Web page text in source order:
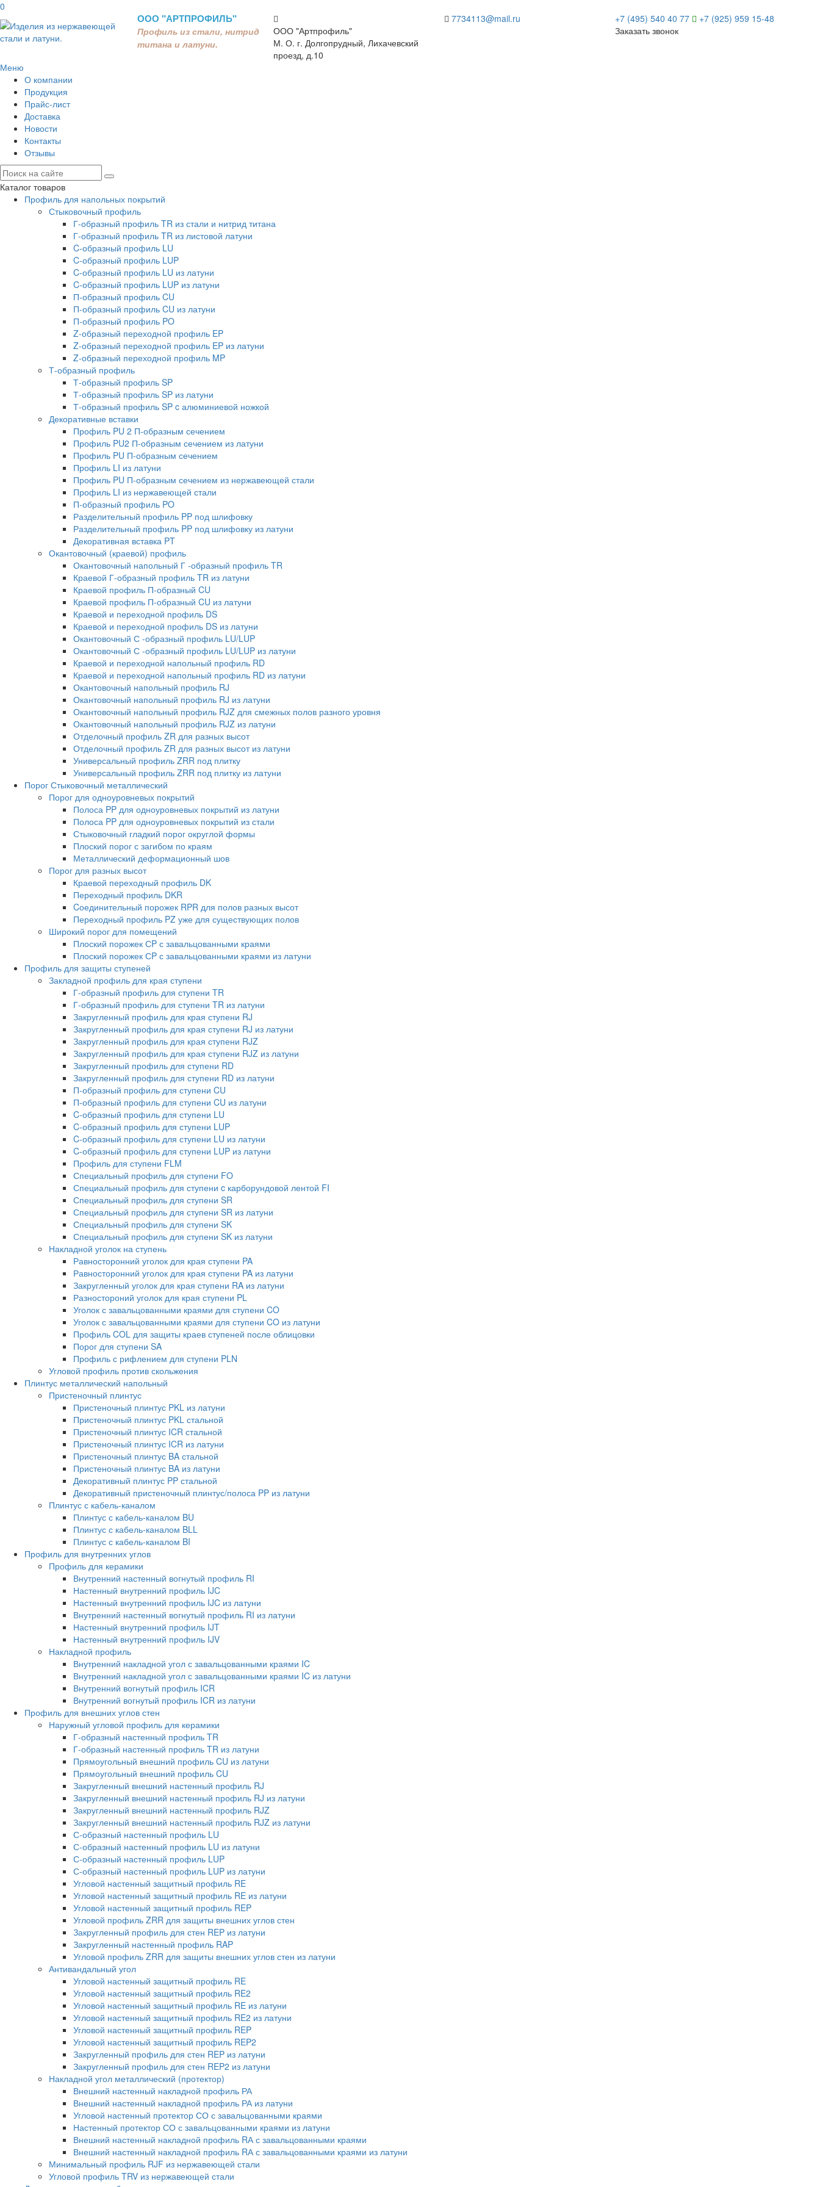
0
ООО "АРТПРОФИЛЬ"
Профиль из стали, нитрид
титана и латуни.
ООО "Артпрофиль"
М. О. г. Долгопрудный, Лихачевский
проезд, д.10
7734113@mail.ru +7 (495) 540 40 77
+7 (925) 959 15-48
Заказать звонок
Меню
О компании
Продукция
Прайс-лист
Доставка
Новости
Контакты
Отзывы
Каталог товаров
Профиль для напольных покрытий
Стыковочный профиль
Г-образный профиль TR из стали и нитрид титана
Г-образный профиль TR из листовой латуни
C-образный профиль LU
C-образный профиль LUP
C-образный профиль LU из латуни
C-образный профиль LUP из латуни
П-образный профиль CU
П-образный профиль CU из латуни
П-образный профиль PO
Z-образный переходной профиль EP
Z-образный переходной профиль EP из латуни
Z-образный переходной профиль MP
Т-образный профиль
Т-образный профиль SP
Т-образный профиль SP из латуни
Т-образный профиль SP c алюминиевой ножкой
Декоративные вставки
Профиль PU 2 П-образным сечением
Профиль PU2 П-образным сечением из латуни
Профиль PU П-образным сечением
Профиль LI из латуни
Профиль PU П-образным сечением из нержавеющей стали
Профиль LI из нержавеющей стали
П-образный профиль PO
Разделительный профиль PP под шлифовку
Разделительный профиль PP под шлифовку из латуни
Декоративная вставка PT
Окантовочный (краевой) профиль
Окантовочный напольный Г -образный профиль TR
Краевой Г-образный профиль TR из латуни
Краевой профиль П-образный CU
Краевой профиль П-образный CU из латуни
Краевой и переходной профиль DS
Краевой и переходной профиль DS из латуни
Окантовочный С -образный профиль LU/LUP
Окантовочный С -образный профиль LU/LUP из латуни
Краевой и переходной напольный профиль RD
Краевой и переходной напольный профиль RD из латуни
Окантовочный напольный профиль RJ
Окантовочный напольный профиль RJ из латуни
Окантовочный напольный профиль RJZ для смежных полов разного уровня
Окантовочный напольный профиль RJZ из латуни
Отделочный профиль ZR для разных высот
Отделочный профиль ZR для разных высот из латуни
Универсальный профиль ZRR под плитку
Универсальный профиль ZRR под плитку из латуни
Порог Стыковочный металлический
Порог для одноуровневых покрытий
Полоса PP для одноуровневых покрытий из латуни
Полоса PP для одноуровневых покрытий из стали
Стыковочный гладкий порог округлой формы
Плоский порог с загибом по краям
Металлический деформационный шов
Порог для разных высот
Краевой переходный профиль DK
Переходный профиль DKR
Cоединительный порожек RPR для полов разных высот
Переходный профиль PZ уже для существующих полов
Широкий порог для помещений
Плоский порожек СP с завальцованными краями
Плоский порожек СP с завальцованными краями из латуни
Профиль для защиты ступеней
Закладной профиль для края ступени
Г-образный профиль для ступени TR
Г-образный профиль для ступени TR из латуни
Закругленный профиль для края ступени RJ
Закругленный профиль для края ступени RJ из латуни
Закругленный профиль для края ступени RJZ
Закругленный профиль для края ступени RJZ из латуни
Закругленный профиль для ступени RD
Закругленный профиль для ступени RD из латуни
П-образный профиль для ступени CU
П-образный профиль для ступени CU из латуни
C-образный профиль для ступени LU
C-образный профиль для ступени LUP
C-образный профиль для ступени LU из латуни
C-образный профиль для ступени LUP из латуни
Профиль для ступени FLM
Специальный профиль для ступени FO
Специальный профиль для ступени c карборундовой лентой FI
Специальный профиль для ступени SR
Специальный профиль для ступени SR из латуни
Специальный профиль для ступени SK
Специальный профиль для ступени SK из латуни
Накладной уголок на ступень
Равносторонний уголок для края ступени PA
Равносторонний уголок для края ступени PA из латуни
Закругленный уголок для края ступени RA из латуни
Разностороний уголок для края ступени PL
Уголок с завальцованными краями для ступени CO
Уголок с завальцованными краями для ступени CO из латуни
Профиль COL для защиты краев ступеней после облицовки
Порог для ступени SA
Профиль с рифлением для ступени PLN
Угловой профиль против скольжения
Плинтус металлический напольный
Пристеночный плинтус
Пристеночный плинтус PKL из латуни
Пристеночный плинтус PKL стальной
Пристеночный плинтус ICR стальной
Пристеночный плинтус ICR из латуни
Пристеночный плинтус BA стальной
Пристеночный плинтус BA из латуни
Декоративный плинтус PP стальной
Декоративный пристеночный плинтус/полоса PP из латуни
Плинтус с кабель-каналом
Плинтус с кабель-каналом BU
Плинтус с кабель-каналом BLL
Плинтус с кабель-каналом BI
Профиль для внутренних углов
Профиль для керамики
Внутренний настенный вогнутый профиль RI
Настенный внутренний профиль IJC
Настенный внутренний профиль IJC из латуни
Внутренний настенный вогнутый профиль RI из латуни
Настенный внутренний профиль IJT
Настенный внутренний профиль IJV
Накладной профиль
Внутренний накладной угол с завальцованными краями IC
Внутренний накладной угол с завальцованными краями IC из латуни
Внутренний вогнутый профиль ICR
Внутренний вогнутый профиль ICR из латуни
Профиль для внешних углов стен
Наружный угловой профиль для керамики
Г-образный настенный профиль TR
Г-образный настенный профиль TR из латуни
Прямоугольный внешний профиль CU из латуни
Прямоугольный внешний профиль CU
Закругленный внешний настенный профиль RJ
Закругленный внешний настенный профиль RJ из латуни
Закругленный внешний настенный профиль RJZ
Закругленный внешний настенный профиль RJZ из латуни
С-образный настенный профиль LU
С-образный настенный профиль LU из латуни
С-образный настенный профиль LUP
С-образный настенный профиль LUP из латуни
Угловой настенный защитный профиль RE
Угловой настенный защитный профиль RE из латуни
Угловой настенный защитный профиль REP
Угловой профиль ZRR для защиты внешних углов стен
Закругленный профиль для стен REP из латуни
Закругленный настенный профиль RAP
Угловой профиль ZRR для защиты внешних углов стен из латуни
Антивандальный угол
Угловой настенный защитный профиль RE
Угловой настенный защитный профиль RE2
Угловой настенный защитный профиль RE из латуни
Угловой настенный защитный профиль RE2 из латуни
Угловой настенный защитный профиль REP
Угловой настенный защитный профиль REP2
Закругленный профиль для стен REP из латуни
Закругленный профиль для стен REP2 из латуни
Накладной угол металлический (протектор)
Внешний настенный накладной профиль РА
Внешний настенный накладной профиль РА из латуни
Угловой настенный протектор СО с завальцованными краями
Настенный протектор СО с завальцованными краями из латуни
Внешний настенный накладной профиль RА с завальцованными краями
Внешний настенный накладной профиль RА с завальцованными краями из латуни
Минимальный профиль RJF из нержавеющей стали
Угловой профиль TRV из нержавеющей стали